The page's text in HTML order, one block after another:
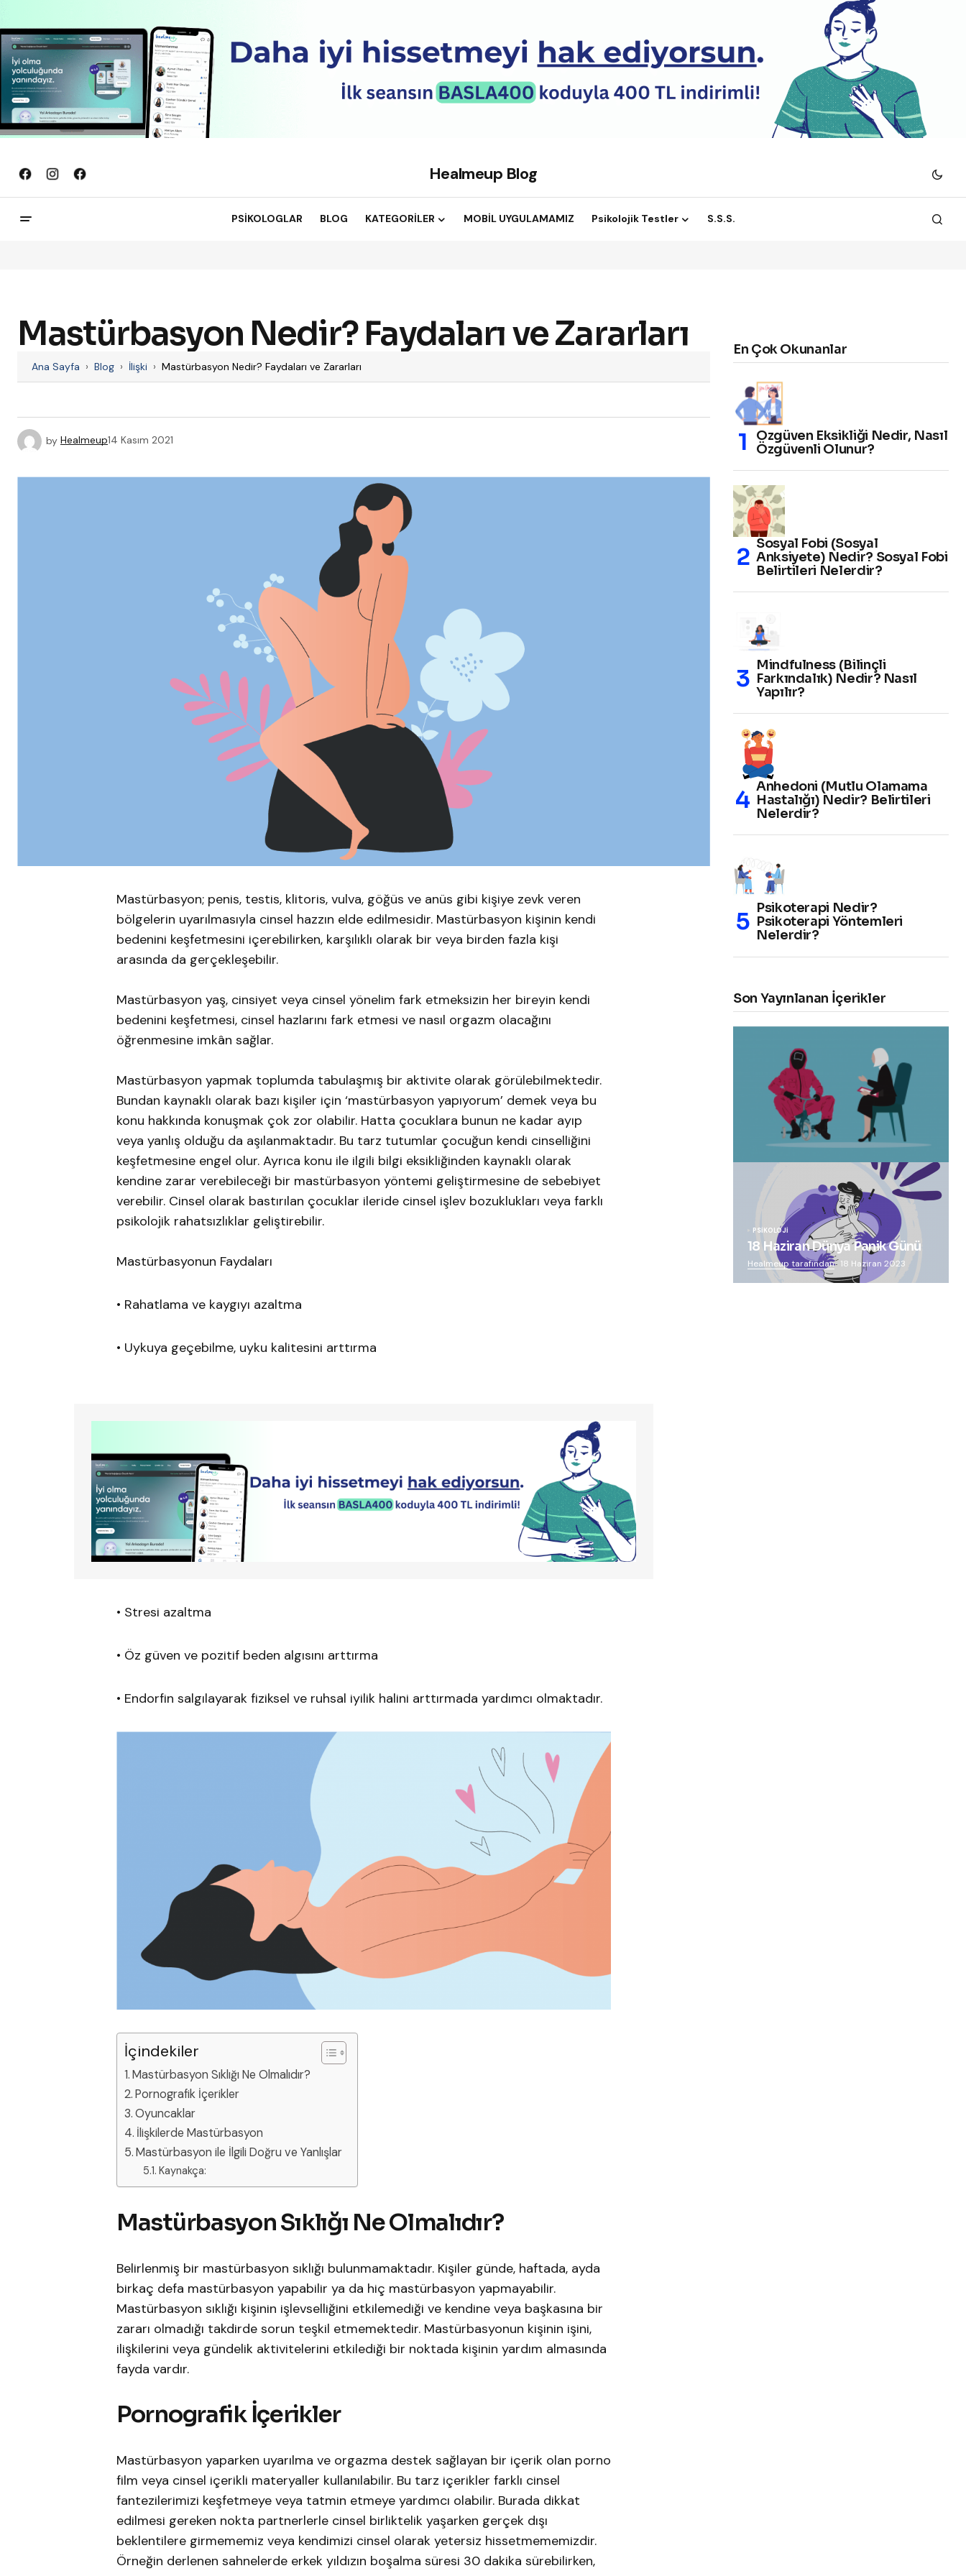
Healmeup Blog
PSİKOLOGLAR BLOG KATEGORİLER MOBİL UYGULAMAMIZ Psikolojik Testler S.S.S.
Mastürbasyon Nedir? Faydaları ve Zararları
Ana Sayfa › Blog › İlişki › Mastürbasyon Nedir? Faydaları ve Zararları
by Healmeup14 Kasım 2021
Mastürbasyon; penis, testis, klitoris, vulva, göğüs ve anüs gibi kişiye zevk veren
bölgelerin uyarılmasıyla cinsel hazzın elde edilmesidir. Mastürbasyon kişinin kendi
bedenini keşfetmesini içerebilirken, karşılıklı olarak bir veya birden fazla kişi
arasında da gerçekleşebilir.
Mastürbasyon yaş, cinsiyet veya cinsel yönelim fark etmeksizin her bireyin kendi
bedenini keşfetmesi, cinsel hazlarını fark etmesi ve nasıl orgazm olacağını
öğrenmesine imkân sağlar.
Mastürbasyon yapmak toplumda tabulaşmış bir aktivite olarak görülebilmektedir.
Bundan kaynaklı olarak bazı kişiler için ‘mastürbasyon yapıyorum’ demek veya bu
konu hakkında konuşmak çok zor olabilir. Hatta çocuklara bunun ne kadar ayıp
veya yanlış olduğu da aşılanmaktadır. Bu tarz tutumlar çocuğun kendi cinselliğini
keşfetmesine engel olur. Ayrıca konu ile ilgili bilgi eksikliğinden kaynaklı olarak
kendine zarar verebileceği bir mastürbasyon yöntemi geliştirmesine de sebebiyet
verebilir. Cinsel olarak bastırılan çocuklar ileride cinsel işlev bozuklukları veya farklı
psikolojik rahatsızlıklar geliştirebilir.
Mastürbasyonun Faydaları
• Rahatlama ve kaygıyı azaltma
• Uykuya geçebilme, uyku kalitesini arttırma
• Stresi azaltma
• Öz güven ve pozitif beden algısını arttırma
• Endorfin salgılayarak fiziksel ve ruhsal iyilik halini arttırmada yardımcı olmaktadır.
İçindekiler
Mastürbasyon Sıklığı Ne Olmalıdır?
Pornografik İçerikler
Oyuncaklar
İlişkilerde Mastürbasyon
Mastürbasyon ile İlgili Doğru ve Yanlışlar
Kaynakça:
Mastürbasyon Sıklığı Ne Olmalıdır?
Belirlenmiş bir mastürbasyon sıklığı bulunmamaktadır. Kişiler günde, haftada, ayda
birkaç defa mastürbasyon yapabilir ya da hiç mastürbasyon yapmayabilir.
Mastürbasyon sıklığı kişinin işlevselliğini etkilemediği ve kendine veya başkasına bir
zararı olmadığı takdirde sorun teşkil etmemektedir. Mastürbasyonun kişinin işini,
ilişkilerini veya gündelik aktivitelerini etkilediği bir noktada kişinin yardım almasında
fayda vardır.
Pornografik İçerikler
Mastürbasyon yaparken uyarılma ve orgazma destek sağlayan bir içerik olan porno
film veya cinsel içerikli materyaller kullanılabilir. Bu tarz içerikler farklı cinsel
fantezilerimizi keşfetmeye veya tatmin etmeye yardımcı olabilir. Burada dikkat
edilmesi gereken nokta partnerlerle cinsel birliktelik yaşarken gerçek dışı
beklentilere girmememiz veya kendimizi cinsel olarak yetersiz hissetmememizdir.
Örneğin derlenen sahnelerde erkek yıldızın boşalma süresi 30 dakika sürebilirken,
En Çok Okunanlar
Özgüven Eksikliği Nedir, Nasıl
Özgüvenli Olunur?
Sosyal Fobi (Sosyal
Anksiyete) Nedir? Sosyal Fobi
Belirtileri Nelerdir?
Mindfulness (Bilinçli
Farkındalık) Nedir? Nasıl
Yapılır?
Anhedoni (Mutlu Olamama
Hastalığı) Nedir? Belirtileri
Nelerdir?
Psikoterapi Nedir?
Psikoterapi Yöntemleri
Nelerdir?
Son Yayınlanan İçerikler
“Squid Game” Bize Ne Anlatmak
İstiyor?
PSIKOLOJI
18 Haziran Dünya Panik Günü
Healmeup tarafından 18 Haziran 2023